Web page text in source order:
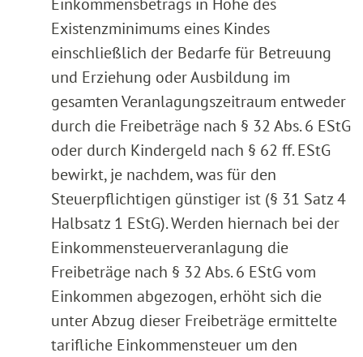
Existenzminimums eines Kindes
einschließlich der Bedarfe für Betreuung
und Erziehung oder Ausbildung im
gesamten Veranlagungszeitraum entweder
durch die Freibeträge nach § 32 Abs. 6 EStG
oder durch Kindergeld nach § 62 ff. EStG
bewirkt, je nachdem, was für den
Steuerpflichtigen günstiger ist (§ 31 Satz 4
Halbsatz 1 EStG). Werden hiernach bei der
Einkommensteuerveranlagung die
Freibeträge nach § 32 Abs. 6 EStG vom
Einkommen abgezogen, erhöht sich die
unter Abzug dieser Freibeträge ermittelte
tarifliche Einkommensteuer um den